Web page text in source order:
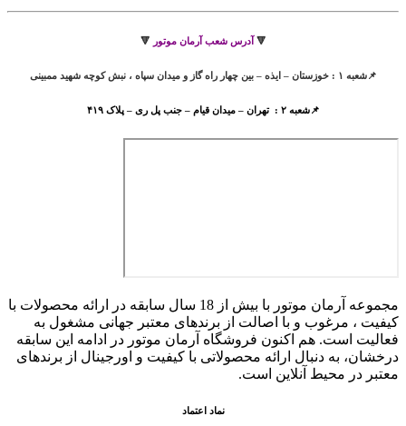
🔻 آدرس شعب آرمان موتور 🔻
📌شعبه ۱ : خوزستان – ایذه – بین چهار راه گاز و میدان سپاه ، نبش کوچه شهید ممبینی
📌شعبه ۲ : تهران – میدان قیام – جنب پل ری – پلاک ۴۱۹
مجموعه آرمان موتور با بیش از 18 سال سابقه در ارائه محصولات با
کيفيت ، مرغوب و با اصالت از برندهای معتبر جهانی مشغول به
فعاليت است. هم اکنون فروشگاه آرمان موتور در ادامه اين سابقه
درخشان، به دنبال ارائه محصولاتی با کيفيت و اورجينال از برندهای
معتبر در محيط آنلاين است.
نماد اعتماد